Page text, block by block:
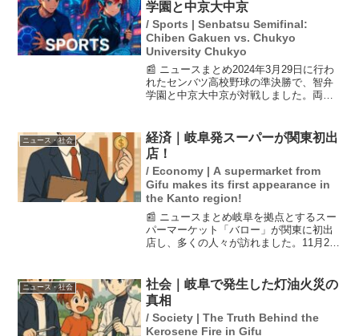
学園と中京大中京
/ Sports | Senbatsu Semifinal:
Chiben Gakuen vs. Chukyo
University Chukyo
📰 ニュースまとめ2024年3月29日に行わ
れたセンバツ高校野球の準決勝で、智弁
学園と中京大中京が対戦しました。両校
しい戦いを繰り広げました。SNS上でも
多くの投稿があ...
ニュース・社会
経済｜岐阜発スーパーが関東初出
店！
/ Economy | A supermarket from
Gifu makes its first appearance in
the Kanto region!
📰 ニュースまとめ岐阜を拠点とするスー
パーマーケット「バロー」が関東に初出
店し、多くの人々が訪れました。11月21
上がっています。行列は2時間以上に及
び、焼きたてのパン...
ニュース・社会
社会｜岐阜で発生した灯油火災の
真相
/ Society | The Truth Behind the
Kerosene Fire in Gifu